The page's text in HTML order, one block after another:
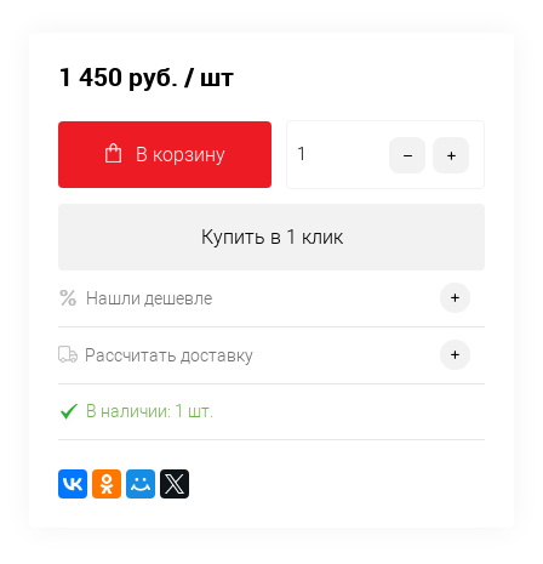
1 450 руб. / шт
В корзину
Купить в 1 клик
Нашли дешевле
Рассчитать доставку
В наличии: 1 шт.